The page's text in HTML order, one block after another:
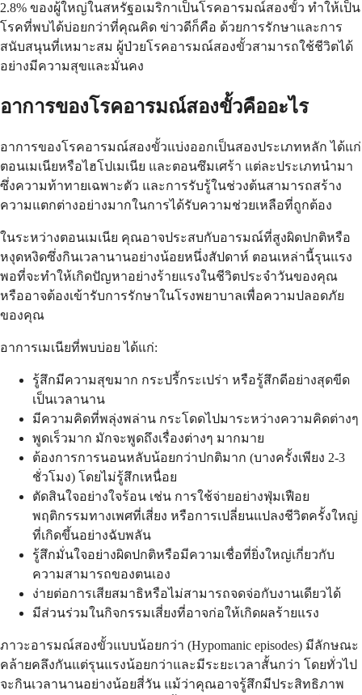
2.8% ของผู้ใหญ่ในสหรัฐอเมริกาเป็นโรคอารมณ์สองขั้ว ทำให้เป็น
โรคที่พบได้บ่อยกว่าที่คุณคิด ข่าวดีก็คือ ด้วยการรักษาและการ
สนับสนุนที่เหมาะสม ผู้ป่วยโรคอารมณ์สองขั้วสามารถใช้ชีวิตได้
อย่างมีความสุขและมั่นคง
อาการของโรคอารมณ์สองขั้วคืออะไร
อาการของโรคอารมณ์สองขั้วแบ่งออกเป็นสองประเภทหลัก ได้แก่
ตอนเมเนียหรือไฮโปเมเนีย และตอนซึมเศร้า แต่ละประเภทนำมา
ซึ่งความท้าทายเฉพาะตัว และการรับรู้ในช่วงต้นสามารถสร้าง
ความแตกต่างอย่างมากในการได้รับความช่วยเหลือที่ถูกต้อง
ในระหว่างตอนเมเนีย คุณอาจประสบกับอารมณ์ที่สูงผิดปกติหรือ
หงุดหงิดซึ่งกินเวลานานอย่างน้อยหนึ่งสัปดาห์ ตอนเหล่านี้รุนแรง
พอที่จะทำให้เกิดปัญหาอย่างร้ายแรงในชีวิตประจำวันของคุณ
หรืออาจต้องเข้ารับการรักษาในโรงพยาบาลเพื่อความปลอดภัย
ของคุณ
อาการเมเนียที่พบบ่อย ได้แก่:
รู้สึกมีความสุขมาก กระปรี้กระเปร่า หรือรู้สึกดีอย่างสุดขีด
เป็นเวลานาน
มีความคิดที่พลุ่งพล่าน กระโดดไปมาระหว่างความคิดต่างๆ
พูดเร็วมาก มักจะพูดถึงเรื่องต่างๆ มากมาย
ต้องการการนอนหลับน้อยกว่าปกติมาก (บางครั้งเพียง 2-3
ชั่วโมง) โดยไม่รู้สึกเหนื่อย
ตัดสินใจอย่างใจร้อน เช่น การใช้จ่ายอย่างฟุ่มเฟือย
พฤติกรรมทางเพศที่เสี่ยง หรือการเปลี่ยนแปลงชีวิตครั้งใหญ่
ที่เกิดขึ้นอย่างฉับพลัน
รู้สึกมั่นใจอย่างผิดปกติหรือมีความเชื่อที่ยิ่งใหญ่เกี่ยวกับ
ความสามารถของตนเอง
ง่ายต่อการเสียสมาธิหรือไม่สามารถจดจ่อกับงานเดียวได้
มีส่วนร่วมในกิจกรรมเสี่ยงที่อาจก่อให้เกิดผลร้ายแรง
ภาวะอารมณ์สองขั้วแบบน้อยกว่า (Hypomanic episodes) มีลักษณะ
คล้ายคลึงกันแต่รุนแรงน้อยกว่าและมีระยะเวลาสั้นกว่า โดยทั่วไป
จะกินเวลานานอย่างน้อยสี่วัน แม้ว่าคุณอาจรู้สึกมีประสิทธิภาพ